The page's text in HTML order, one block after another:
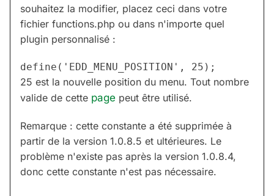
souhaitez la modifier, placez ceci dans votre
fichier functions.php ou dans n'importe quel
plugin personnalisé :
25 est la nouvelle position du menu. Tout nombre
valide de cette page peut être utilisé.
Remarque : cette constante a été supprimée à
partir de la version 1.0.8.5 et ultérieures. Le
problème n'existe pas après la version 1.0.8.4,
donc cette constante n'est pas nécessaire.